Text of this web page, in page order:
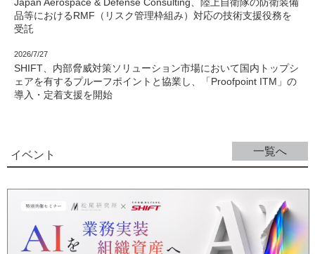
Japan Aerospace & Defense Consulting、陸上自衛隊の防衛装備
品等におけるRMF（リスク管理枠組み）対応の技術支援役務を
受託
2026/7/27
SHIFT、内部脅威対策ソリューション市場において国内トップシ
ェアを有するプルーフポイントと協業し、「Proofpoint ITM」の
導入・定着支援を開始
イベント 一覧へ